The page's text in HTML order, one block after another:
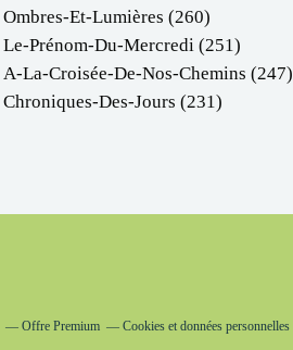
Ombres-Et-Lumières (260)
Le-Prénom-Du-Mercredi (251)
A-La-Croisée-De-Nos-Chemins (247)
Chroniques-Des-Jours (231)
Offre Premium Cookies et données personnelles